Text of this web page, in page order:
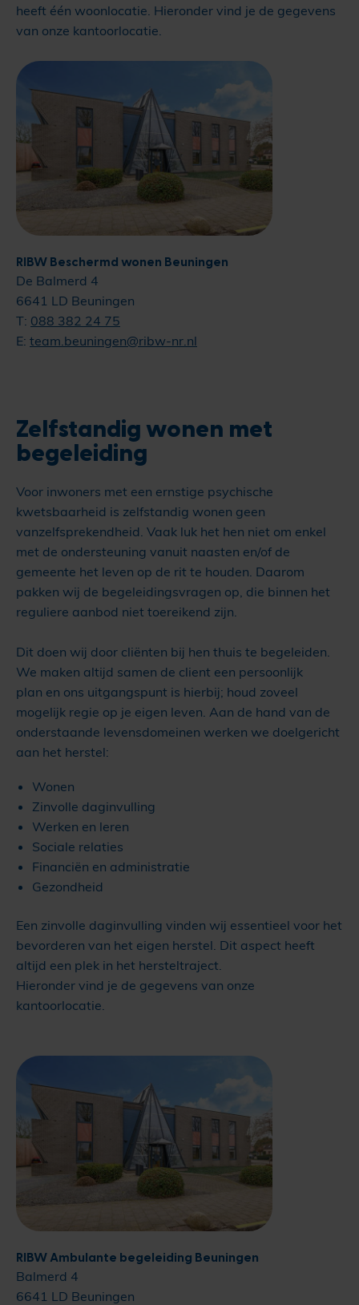
heeft één woonlocatie. Hieronder vind je de gegevens
van onze kantoorlocatie.
RIBW Beschermd wonen Beuningen
De Balmerd 4
6641 LD Beuningen
T: 088 382 24 75
E: team.beuningen@ribw-nr.nl
Zelfstandig wonen met
begeleiding
Voor inwoners met een ernstige psychische
kwetsbaarheid is zelfstandig wonen geen
vanzelfsprekendheid. Vaak luk het hen niet om enkel
met de ondersteuning vanuit naasten en/of de
gemeente het leven op de rit te houden. Daarom
pakken wij de begeleidingsvragen op, die binnen het
reguliere aanbod niet toereikend zijn.
Dit doen wij door cliënten bij hen thuis te begeleiden.
We maken altijd samen de client een persoonlijk
plan en ons uitgangspunt is hierbij; houd zoveel
mogelijk regie op je eigen leven. Aan de hand van de
onderstaande levensdomeinen werken we doelgericht
aan het herstel:
Wonen
Zinvolle daginvulling
Werken en leren
Sociale relaties
Financiën en administratie
Gezondheid
Een zinvolle daginvulling vinden wij essentieel voor het
bevorderen van het eigen herstel. Dit aspect heeft
altijd een plek in het hersteltraject.
Hieronder vind je de gegevens van onze
kantoorlocatie.
RIBW Ambulante begeleiding Beuningen
Balmerd 4
6641 LD Beuningen